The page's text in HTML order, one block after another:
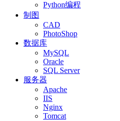
Python编程
制图
CAD
PhotoShop
数据库
MySQL
Oracle
SQL Server
服务器
Apache
IIS
Nginx
Tomcat